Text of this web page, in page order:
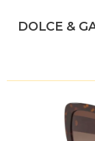
DOLCE &